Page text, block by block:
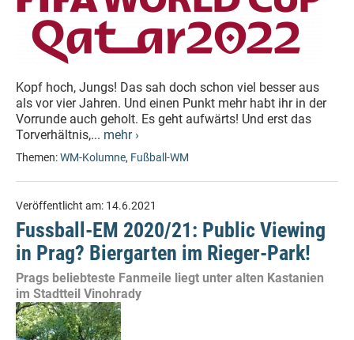
Kopf hoch, Jungs! Das sah doch schon viel besser aus
als vor vier Jahren. Und einen Punkt mehr habt ihr in der
Vorrunde auch geholt. Es geht aufwärts! Und erst das
Torverhältnis,... mehr ›
Themen:WM-Kolumne, Fußball-WM
Veröffentlicht am: 14.6.2021
Fussball-EM 2020/21: Public Viewing
in Prag? Biergarten im Rieger-Park!
Prags beliebteste Fanmeile liegt unter alten Kastanien
im Stadtteil Vinohrady